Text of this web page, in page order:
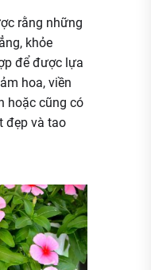
rằng những
khỏe
để được lựa
hoa, viền
hoặc cũng có
đẹp và tao